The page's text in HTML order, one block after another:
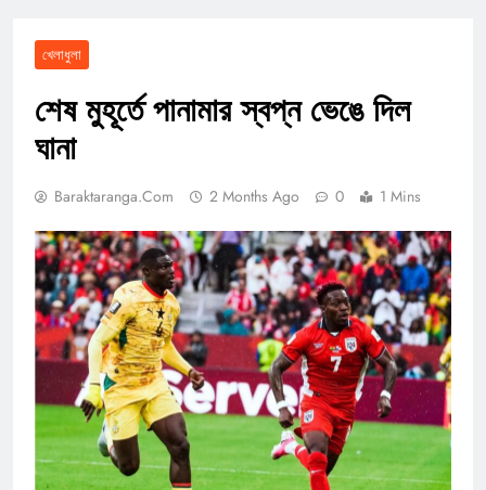
খেলাধুলা
শেষ মুহূর্তে পানামার স্বপ্ন ভেঙে দিল
ঘানা
Baraktaranga.com 2 Months Ago 0 1 Mins